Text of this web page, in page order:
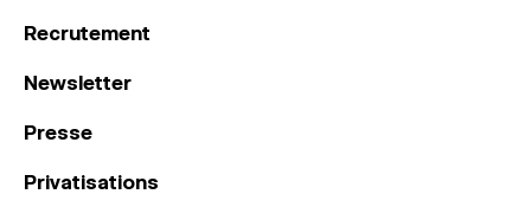
Recrutement
Newsletter
Presse
Privatisations